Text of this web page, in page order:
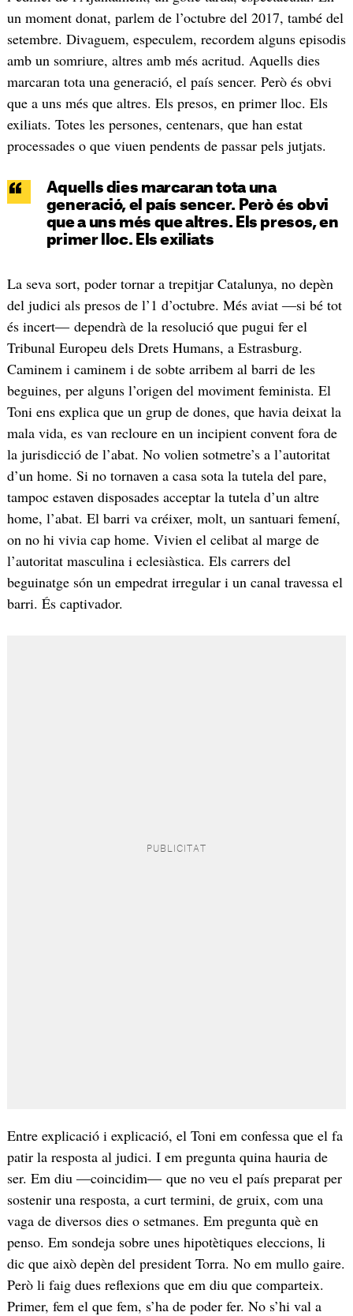
un moment donat, parlem de l’octubre del 2017, també del
setembre. Divaguem, especulem, recordem alguns episodis
amb un somriure, altres amb més acritud. Aquells dies
marcaran tota una generació, el país sencer. Però és obvi
que a uns més que altres. Els presos, en primer lloc. Els
exiliats. Totes les persones, centenars, que han estat
processades o que viuen pendents de passar pels jutjats.
Aquells dies marcaran tota una
generació, el país sencer. Però és obvi
que a uns més que altres. Els presos, en
primer lloc. Els exiliats
La seva sort, poder tornar a trepitjar Catalunya, no depèn
del judici als presos de l’1 d’octubre. Més aviat ―si bé tot
és incert― dependrà de la resolució que pugui fer el
Tribunal Europeu dels Drets Humans, a Estrasburg.
Caminem i caminem i de sobte arribem al barri de les
beguines, per alguns l’origen del moviment feminista. El
Toni ens explica que un grup de dones, que havia deixat la
mala vida, es van recloure en un incipient convent fora de
la jurisdicció de l’abat. No volien sotmetre’s a l’autoritat
d’un home. Si no tornaven a casa sota la tutela del pare,
tampoc estaven disposades acceptar la tutela d’un altre
home, l’abat. El barri va créixer, molt, un santuari femení,
on no hi vivia cap home. Vivien el celibat al marge de
l’autoritat masculina i eclesiàstica. Els carrers del
beguinatge són un empedrat irregular i un canal travessa el
barri. És captivador.
Entre explicació i explicació, el Toni em confessa que el fa
patir la resposta al judici. I em pregunta quina hauria de
ser. Em diu ―coincidim― que no veu el país preparat per
sostenir una resposta, a curt termini, de gruix, com una
vaga de diversos dies o setmanes. Em pregunta què en
penso. Em sondeja sobre unes hipotètiques eleccions, li
dic que això depèn del president Torra. No em mullo gaire.
Però li faig dues reflexions que em diu que comparteix.
Primer, fem el que fem, s’ha de poder fer. No s’hi val a